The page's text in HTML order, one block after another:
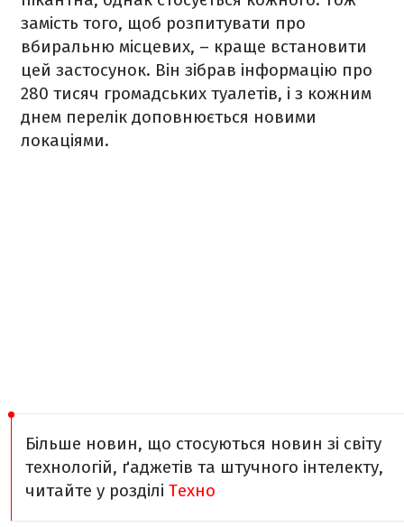
замість того, щоб розпитувати про
вбиральню місцевих, – краще встановити
цей застосунок. Він зібрав інформацію про
280 тисяч громадських туалетів, і з кожним
днем перелік доповнюється новими
локаціями.
Більше новин, що стосуються новин зі світу
технологій, ґаджетів та штучного інтелекту,
читайте у розділі Техно